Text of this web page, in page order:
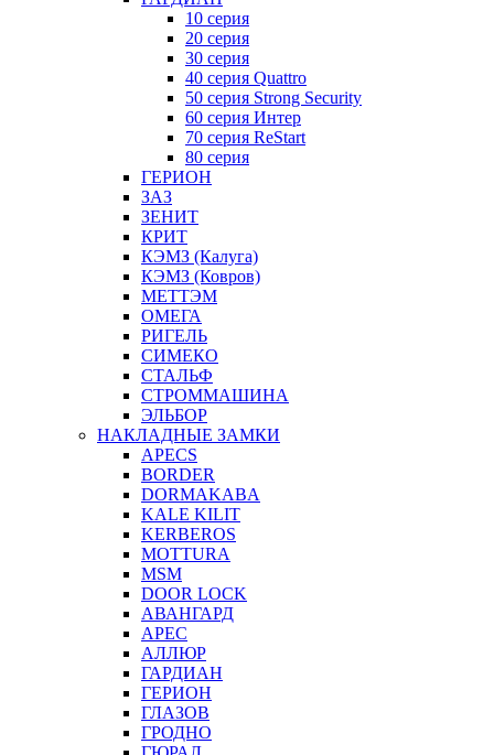
10 серия
20 серия
30 серия
40 серия Quattro
50 серия Strong Security
60 серия Интер
70 серия ReStart
80 серия
ГЕРИОН
ЗАЗ
ЗЕНИТ
КРИТ
КЭМЗ (Калуга)
КЭМЗ (Ковров)
МЕТТЭМ
ОМЕГА
РИГЕЛЬ
СИМЕКО
СТАЛЬФ
СТРОММАШИНА
ЭЛЬБОР
НАКЛАДНЫЕ ЗАМКИ
APECS
BORDER
DORMAKABA
KALE KILIT
KERBEROS
MOTTURA
MSM
DOOR LOCK
АВАНГАРД
АРЕС
АЛЛЮР
ГАРДИАН
ГЕРИОН
ГЛАЗОВ
ГРОДНО